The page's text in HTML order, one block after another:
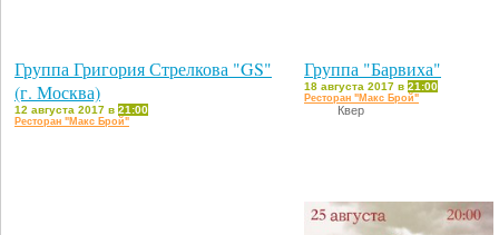
Группа Григория Стрелкова "GS"
(г. Москва)
12 августа 2017 в 21:00
Ресторан "Макс Брой"
Группа "Барвиха"
18 августа 2017 в 21:00
Ресторан "Макс Брой"
Квер